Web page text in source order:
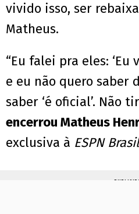
vivido isso, ser
Matheus.
“Eu falei pra eles: ‘Eu
e eu não quero saber
saber ‘é oficial’. Não
encerrou Matheus
exclusiva à ESPN Brasil